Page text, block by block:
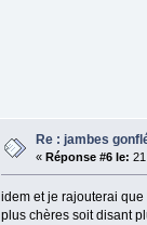
Re : jambes
« Réponse #6 le:
idem et je rajouterai
plus chères soit disant